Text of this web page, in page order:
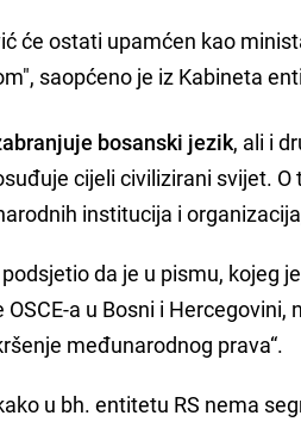
će ostati upamćen kao
saopćeno je iz Kabineta
bosanski jezik, ali i
cijeli civilizirani svijet.
institucija i
da je u pismu, kojeg
OSCE-a u Bosni i
međunarodnog prava“.
u bh. entitetu RS nema